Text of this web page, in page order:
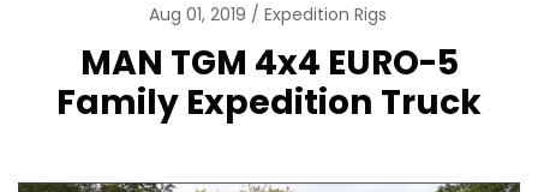
Aug 01, 2019 Expedition Rigs
MAN TGM 4x4 EURO-5
Family Expedition Truck